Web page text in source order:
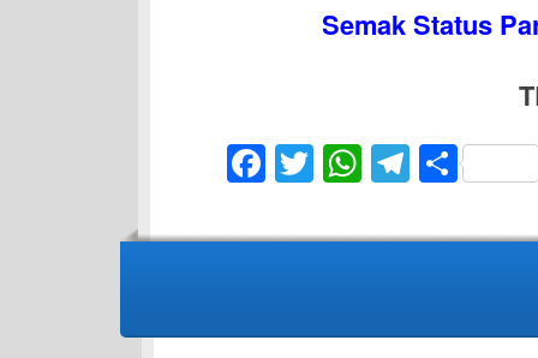
Semak Status
Facebook
Twitter